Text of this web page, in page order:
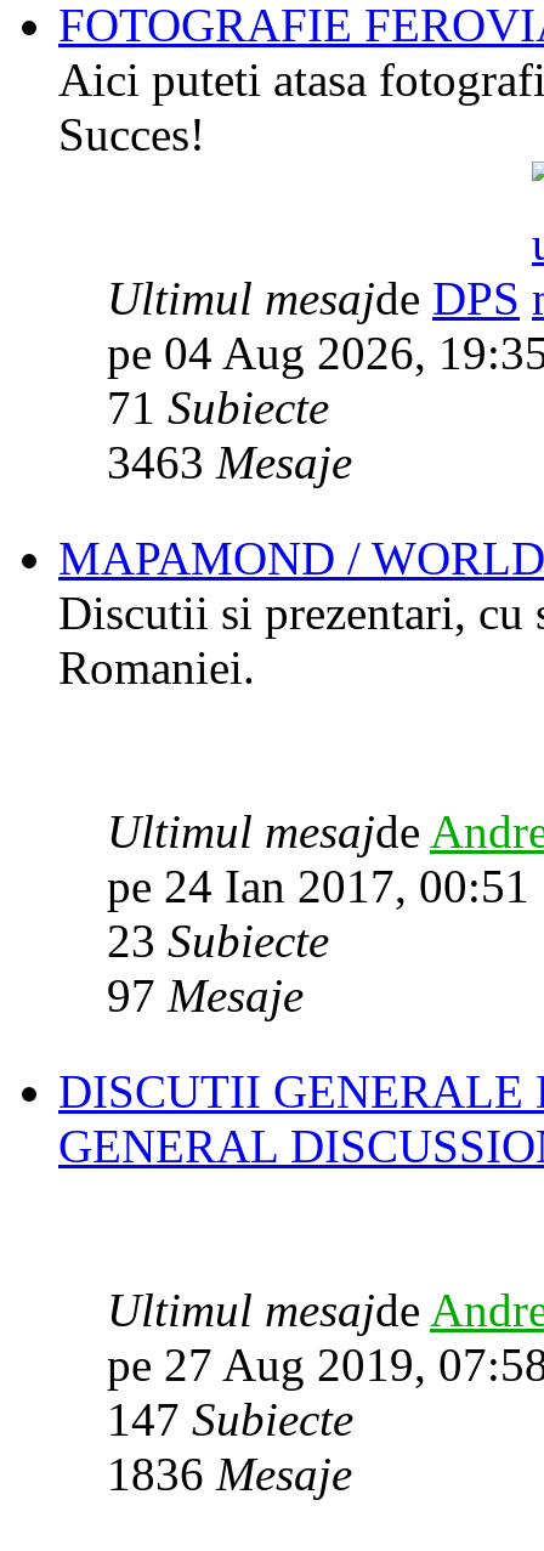
FOTOGRAFIE
Aici puteti atasa
Succes!
Ultimul mesajde DPS
pe 04 Aug 2026,
71 Subiecte
3463 Mesaje
MAPAMOND /
Discutii si prezentari, cu
Romaniei.
Ultimul mesajde
pe 24 Ian 2017, 00:51
23 Subiecte
97 Mesaje
DISCUTII GENERALE
GENERAL
Ultimul mesajde
pe 27 Aug 2019,
147 Subiecte
1836 Mesaje